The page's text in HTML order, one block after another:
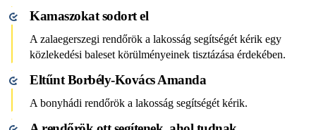
Kamaszokat sodort el
A zalaegerszegi rendőrök a lakosság segítségét kérik egy
közlekedési baleset körülményeinek tisztázása érdekében.
Eltűnt Borbély-Kovács Amanda
A bonyhádi rendőrök a lakosság segítségét kérik.